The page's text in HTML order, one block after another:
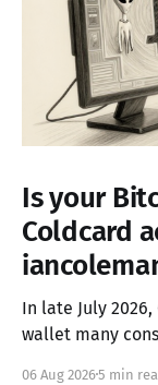
Is your
Coldcard
In late July
wallet many
06 Aug 20265 min